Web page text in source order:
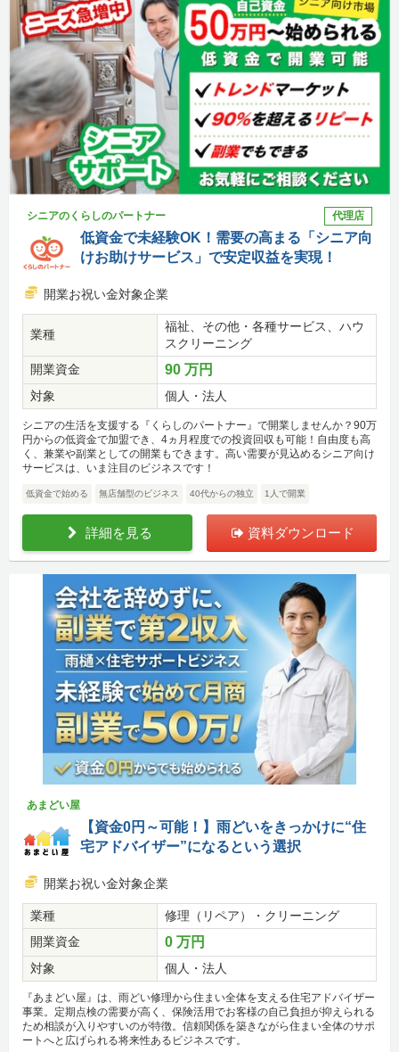
シニアのくらしのパートナー 代理店
低資金で未経験OK！需要の高まる「シニア向
けお助けサービス」で安定収益を実現！
開業お祝い金対象企業
業種
福祉、その他・各種サービス、ハウ
スクリーニング
開業資金
90 万円
対象 個人・法人
シニアの生活を支援する『くらしのパートナー』で開業しませんか？90万
円からの低資金で加盟でき、4ヵ月程度での投資回収も可能！自由度も高
く、兼業や副業としての開業もできます。高い需要が見込めるシニア向け
サービスは、いま注目のビジネスです！
低資金で始める 無店舗型のビジネス 40代からの独立 1人で開業
詳細を見る 資料ダウンロード
あまどい屋
【資金0円～可能！】雨どいをきっかけに“住
宅アドバイザー”になるという選択
開業お祝い金対象企業
業種
修理（リペア）・クリーニング
開業資金
0 万円
対象 個人・法人
『あまどい屋』は、雨どい修理から住まい全体を支える住宅アドバイザー
事業。定期点検の需要が高く、保険活用でお客様の自己負担が抑えられる
ため相談が入りやすいのが特徴。信頼関係を築きながら住まい全体のサポ
ートへと広げられる将来性あるビジネスです。